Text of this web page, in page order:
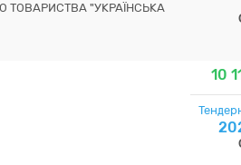
ТОВАРИСТВА "УКРАЇНСЬКА
10